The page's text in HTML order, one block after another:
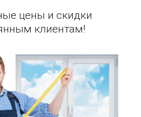
цены и скидки
клиентам!